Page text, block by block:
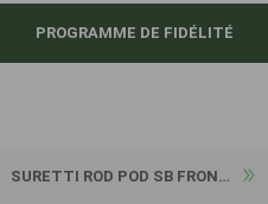
PROGRAMME DE FIDÉLITÉ
SURETTI ROD POD SB FRONTMAN...